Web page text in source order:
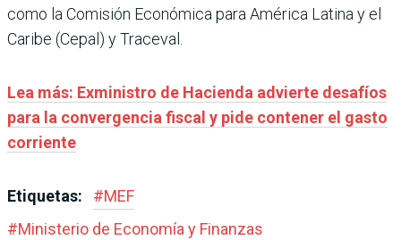
como la Comisión Económica para América Latina y el
Caribe (Cepal) y Traceval.
Lea más: Exministro de Hacienda advierte desafíos
para la convergencia fiscal y pide contener el gasto
corriente
Etiquetas: #MEF
#Ministerio de Economía y Finanzas